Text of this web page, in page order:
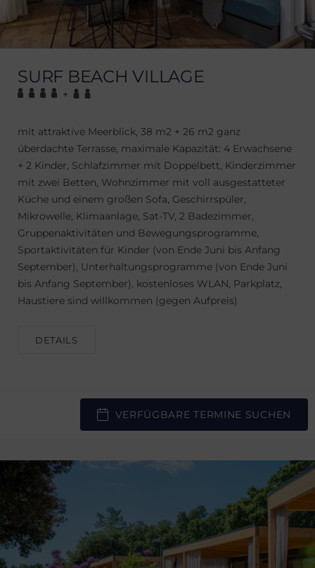
SURF BEACH VILLAGE
+
mit attraktive Meerblick, 38 m2 + 26 m2 ganz
überdachte Terrasse, maximale Kapazität: 4 Erwachsene
+ 2 Kinder, Schlafzimmer mit Doppelbett, Kinderzimmer
mit zwei Betten, Wohnzimmer mit voll ausgestatteter
Küche und einem großen Sofa, Geschirrspüler,
Mikrowelle, Klimaanlage, Sat-TV, 2 Badezimmer,
Gruppenaktivitäten und Bewegungsprogramme,
Sportaktivitäten für Kinder (von Ende Juni bis Anfang
September), Unterhaltungsprogramme (von Ende Juni
bis Anfang September), kostenloses WLAN, Parkplatz,
Haustiere sind willkommen (gegen Aufpreis)
DETAILS
VERFÜGBARE TERMINE SUCHEN